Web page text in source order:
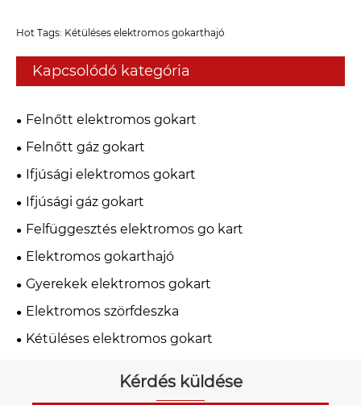
Hot Tags: Kétüléses elektromos gokarthajó
Kapcsolódó kategória
Felnőtt elektromos gokart
Felnőtt gáz gokart
Ifjúsági elektromos gokart
Ifjúsági gáz gokart
Felfüggesztés elektromos go kart
Elektromos gokarthajó
Gyerekek elektromos gokart
Elektromos szörfdeszka
Kétüléses elektromos gokart
Kérdés küldése